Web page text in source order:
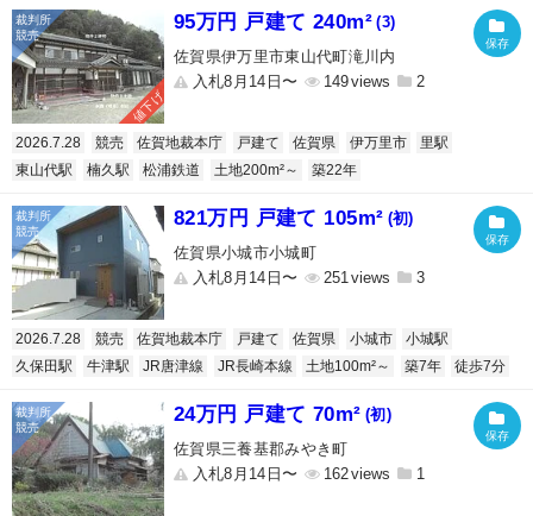
値下げ
95万円 戸建て 240m² (3)
佐賀県伊万里市東山代町滝川内
入札8月14日〜
149 2
2026.7.28 競売 佐賀地裁本庁 戸建て 佐賀県 伊万里市
里駅
東山代駅
楠久駅 松浦鉄道 土地200m²～ 築22年
821万円 戸建て 105m² (初)
佐賀県小城市小城町
入札8月14日〜
251 3
2026.7.28 競売 佐賀地裁本庁 戸建て 佐賀県 小城市
小城駅
久保田駅
牛津駅 JR唐津線 JR長崎本線 土地100m²～ 築7年 徒歩7分
24万円 戸建て 70m² (初)
佐賀県三養基郡みやき町
入札8月14日〜
162 1